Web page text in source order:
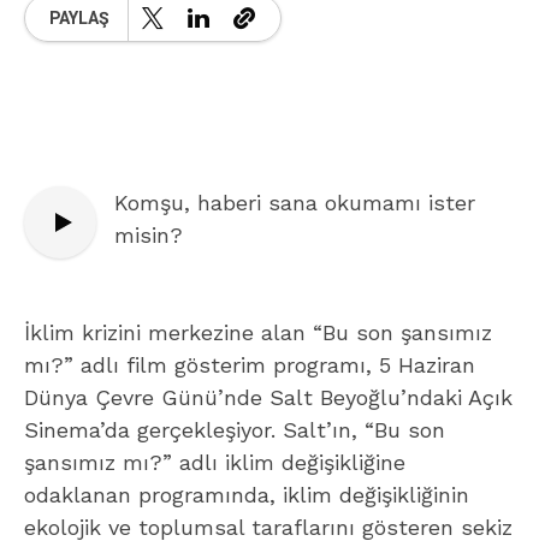
PAYLAŞ
Komşu, haberi sana okumamı ister
misin?
İklim krizini merkezine alan “Bu son şansımız
mı?” adlı film gösterim programı, 5 Haziran
Dünya Çevre Günü’nde Salt Beyoğlu’ndaki Açık
Sinema’da gerçekleşiyor. Salt’ın, “Bu son
şansımız mı?” adlı iklim değişikliğine
odaklanan programında, iklim değişikliğinin
ekolojik ve toplumsal taraflarını gösteren sekiz